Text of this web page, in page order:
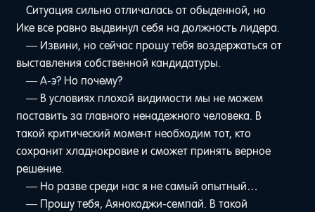
Ситуация сильно отличалась от обыденной, но
Ике все равно выдвинул себя на должность лидера.
— Извини, но сейчас прошу тебя воздержаться от
выставления собственной кандидатуры.
— А-э? Но почему?
— В условиях плохой видимости мы не можем
поставить за главного ненадежного человека. В
такой критический момент необходим тот, кто
сохранит хладнокровие и сможет принять верное
решение.
— Но разве среди нас я не самый опытный…
— Прошу тебя, Аянокоджи-семпай. В такой